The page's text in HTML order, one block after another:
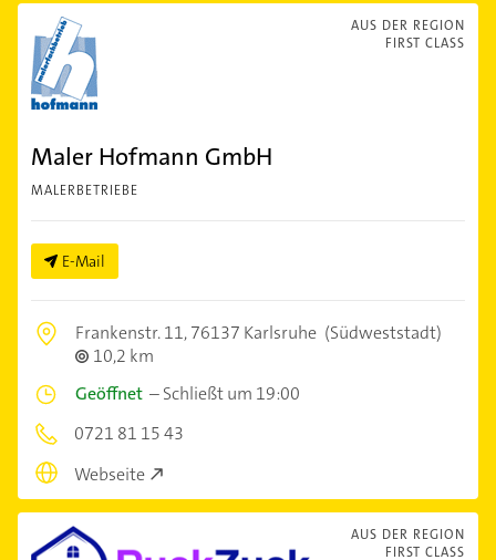
AUS DER REGION
FIRST CLASS
Maler Hofmann GmbH
MALERBETRIEBE
E-Mail
Frankenstr. 11,76137 Karlsruhe (Südweststadt)
10,2 km
Geöffnet –Schließt um 19:00
0721 81 15 43
Webseite
AUS DER REGION
FIRST CLASS